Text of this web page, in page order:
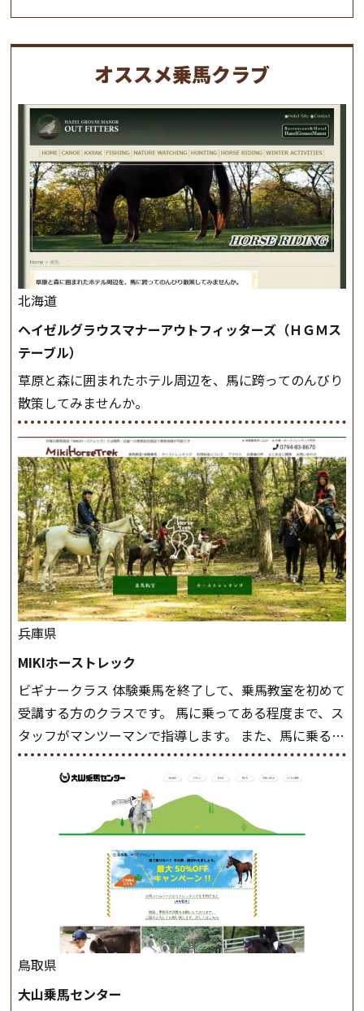
オススメ乗馬クラブ
北海道
ヘイゼルグラウスマナーアウトフィッターズ（ＨＧＭス
テーブル）
草原と森に囲まれたホテル周辺を、馬に跨ってのんびり
散策してみませんか。
兵庫県
MIKIホーストレック
ビギナークラス 体験乗馬を終了して、乗馬教室を初めて
受講する方のクラスです。 馬に乗ってある程度まで、ス
タッフがマンツーマンで指導します。 また、馬に乗るだ
けでなく、馬の手入れや馬装（鞍などを装着する） も
このクラスで把握し、「馬に触れること」にも慣れてい
きましょう。 スタートクラス ビギナークラスで単独で
軽速歩(けいはやあし)ができるようになったら スタート
クラスへ。 グループレッスンで馬のスピードを調整し
ながら 軽速歩・正反撞(せいはんどう)を学びます。 安定
した手綱操作と軽速歩・正反撞ができるようになれば
駈歩(かけあし)練習に入ります。 ホップクラス スタート
クラスで常歩(なみあし)や 速歩、駈歩の初歩をマスター
したら、 次は部班にて駈歩を含めた誘導練習を行いま
しょう。 ステップクラス ホップクラスまでに練習した
鳥取県
大山乗馬センター